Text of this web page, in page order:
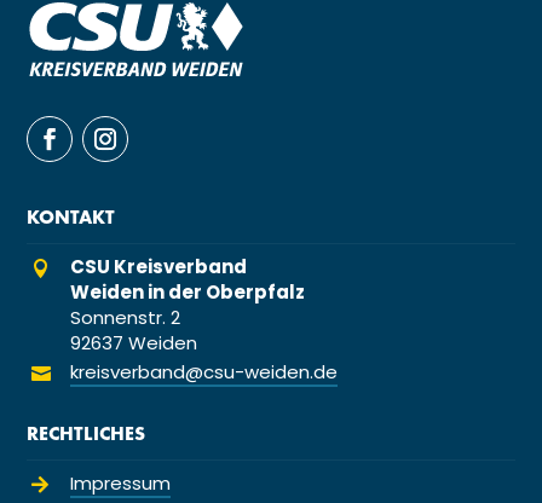
KONTAKT

CSU Kreisverband
Weiden in der Oberpfalz
Sonnenstr. 2
92637 Weiden
 kreisverband@csu-weiden.de
RECHTLICHES

Impressum